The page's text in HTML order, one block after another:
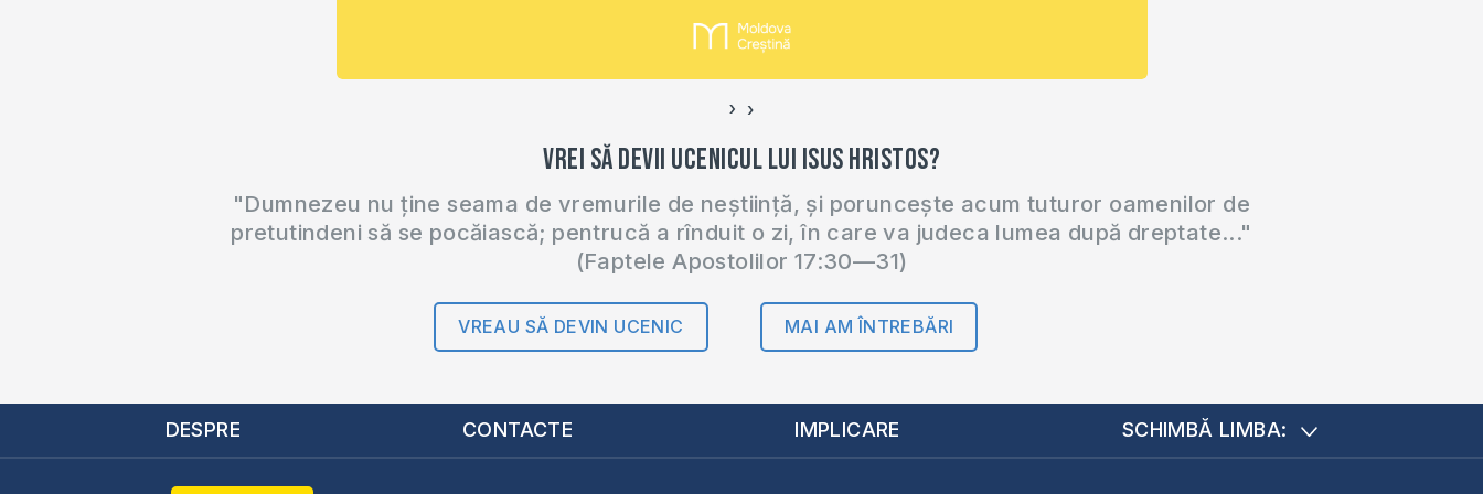
‹ ›
Vrei să devii ucenicul lui Isus Hristos?
"Dumnezeu nu ține seama de vremurile de neștiință, și poruncește acum tuturor oamenilor de
pretutindeni să se pocăiască; pentrucă a rînduit o zi, în care va judeca lumea după dreptate..."
(Faptele Apostolilor 17:30—31)
VREAU SĂ DEVIN UCENIC MAI AM ÎNTREBĂRI
DESPRE CONTACTE IMPLICARE SCHIMBĂ LIMBA: